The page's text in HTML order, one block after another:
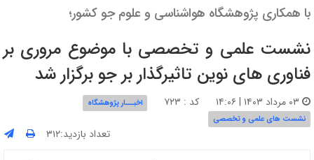
با همکاری پژوهشگاه هواشناسی و علوم جو کشور؛
نشست علمی و تخصصی با موضوع مروری بر
فناوری های نوین تاثیرگذار بر جو برگزار شد
کد : ۷۲۳
اخبـــار پژوهشگاه
نشست های علمی و تخصصی
تعداد بازدید:۳۱۲